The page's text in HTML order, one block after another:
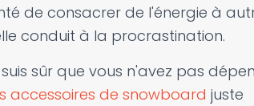
de consacrer de l'énergie à
conduit à la procrastination.
sûr que vous n'avez pas
accessoires de snowboard juste